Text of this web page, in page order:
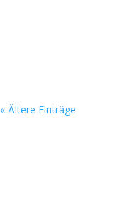
« Ältere Einträge